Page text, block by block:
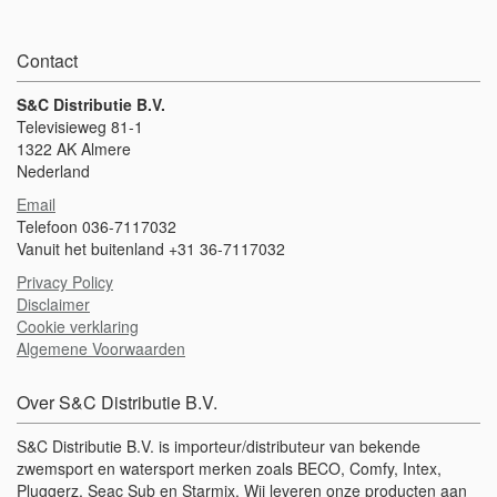
en hang deze niet te drogen in de zon. Bewaar het artikel in een
droge en schone toestand in een ruimte met temperatuurregeling.
CE, Tüv en GS getest, conform EN 13138-1:2014 LET OP dit is een
zwemhulpmiddel en géén reddingsmiddel. Het product dient
gebruikt te worden onder continu toezicht van een volwassene!
Contact
S&C Distributie B.V.
Televisieweg 81-1
1322 AK Almere
Nederland
Email
Telefoon 036-7117032
Vanuit het buitenland +31 36-7117032
Privacy Policy
Disclaimer
Cookie verklaring
Algemene Voorwaarden
Over S&C Distributie B.V.
S&C Distributie B.V. is importeur/distributeur van bekende
zwemsport en watersport merken zoals BECO, Comfy, Intex,
Pluggerz, Seac Sub en Starmix. Wij leveren onze producten aan